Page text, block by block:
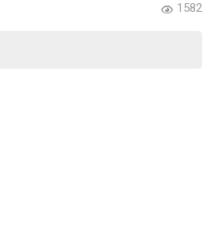
1582